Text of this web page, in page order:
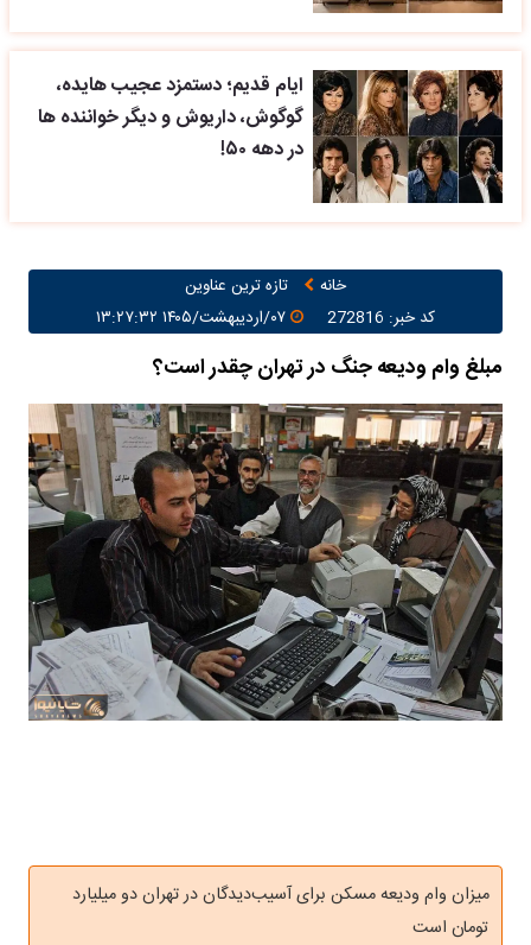
ایام قدیم؛ دستمزد عجیب هایده،
گوگوش، داریوش و دیگر خواننده ها
در دهه ۵۰!
خانه
تازه ترین عناوین
کد خبر: 272816
۰۷/اردیبهشت/۱۴۰۵ ۱۳:۲۷:۳۲
مبلغ وام ودیعه جنگ در تهران چقدر است؟
میزان وام ودیعه مسکن برای آسیب‌دیدگان در تهران دو میلیارد
تومان است